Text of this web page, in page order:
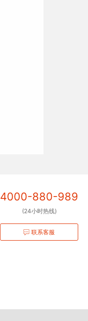
4000-880-989
(24小时热线)
联系客服